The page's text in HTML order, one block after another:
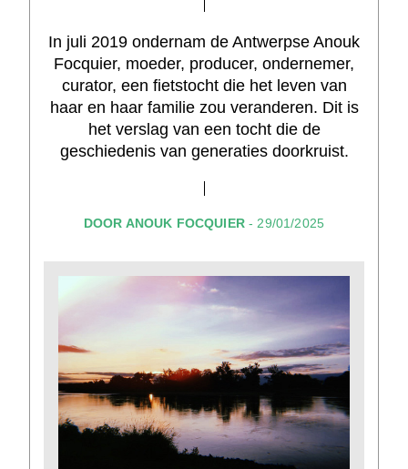
In juli 2019 ondernam de Antwerpse Anouk
Focquier, moeder, producer, ondernemer,
curator, een fietstocht die het leven van
haar en haar familie zou veranderen. Dit is
het verslag van een tocht die de
geschiedenis van generaties doorkruist.
DOOR ANOUK FOCQUIER- 29/01/2025